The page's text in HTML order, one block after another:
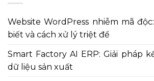
Website WordPress nhiễm mã
biết và cách xử lý triệt để
Smart Factory AI ERP: Giải pháp
dữ liệu sản xuất